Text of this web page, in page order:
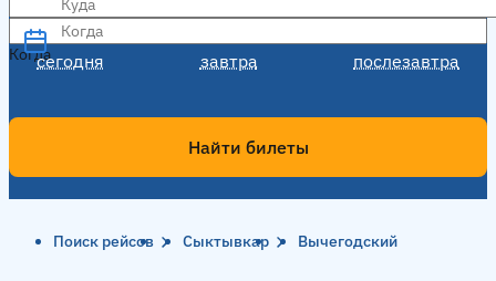
Когда
сегодня завтра послезавтра
Когда
Найти билеты
Поиск рейсов Сыктывкар Вычегодский